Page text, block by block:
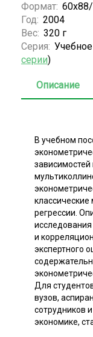
Формат:
Год: 2004
Вес: 320 г
Серия:
серии)
Описание
В учебном
регрессии.
и
экспертного
Для
вузов,
сотрудников
экономике,